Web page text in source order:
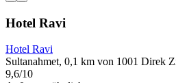
Hotel Ravi
Hotel Ravi
Sultanahmet, 0,1 km von 1001 Direk
9,6/10